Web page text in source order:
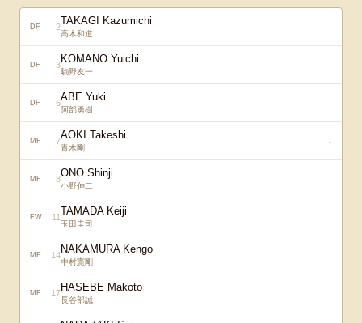
DF 2TAKAGI Kazumichi
高木和道
DF 3KOMANO Yuichi
駒野友一
DF 6ABE Yuki
阿部勇樹
MF 7AOKI Takeshi
青木剛
↓
MF 8ONO Shinji
小野伸二
FW 11TAMADA Keiji
玉田圭司
↓
MF 14NAKAMURA Kengo
中村憲剛
↓
MF 17HASEBE Makoto
長谷部誠